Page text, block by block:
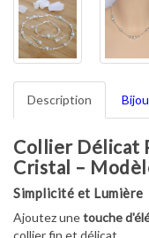
Description
Collier Délicat
Cristal –
Simplicité et Lumière
Ajoutez unetouche
collier fin et délicat.